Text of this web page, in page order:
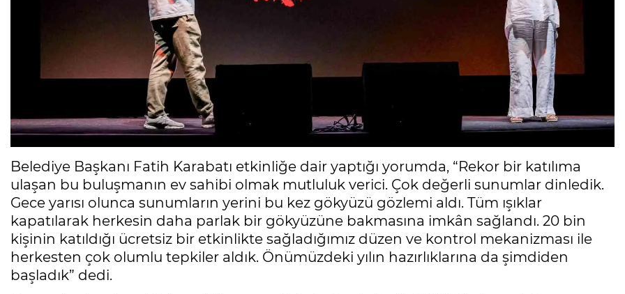
Belediye Başkanı Fatih Karabatı etkinliğe dair yaptığı yorumda, “Rekor bir katılıma
ulaşan bu buluşmanın ev sahibi olmak mutluluk verici. Çok değerli sunumlar dinledik.
Gece yarısı olunca sunumların yerini bu kez gökyüzü gözlemi aldı. Tüm ışıklar
kapatılarak herkesin daha parlak bir gökyüzüne bakmasına imkân sağlandı. 20 bin
kişinin katıldığı ücretsiz bir etkinlikte sağladığımız düzen ve kontrol mekanizması ile
herkesten çok olumlu tepkiler aldık. Önümüzdeki yılın hazırlıklarına da şimdiden
başladık” dedi.